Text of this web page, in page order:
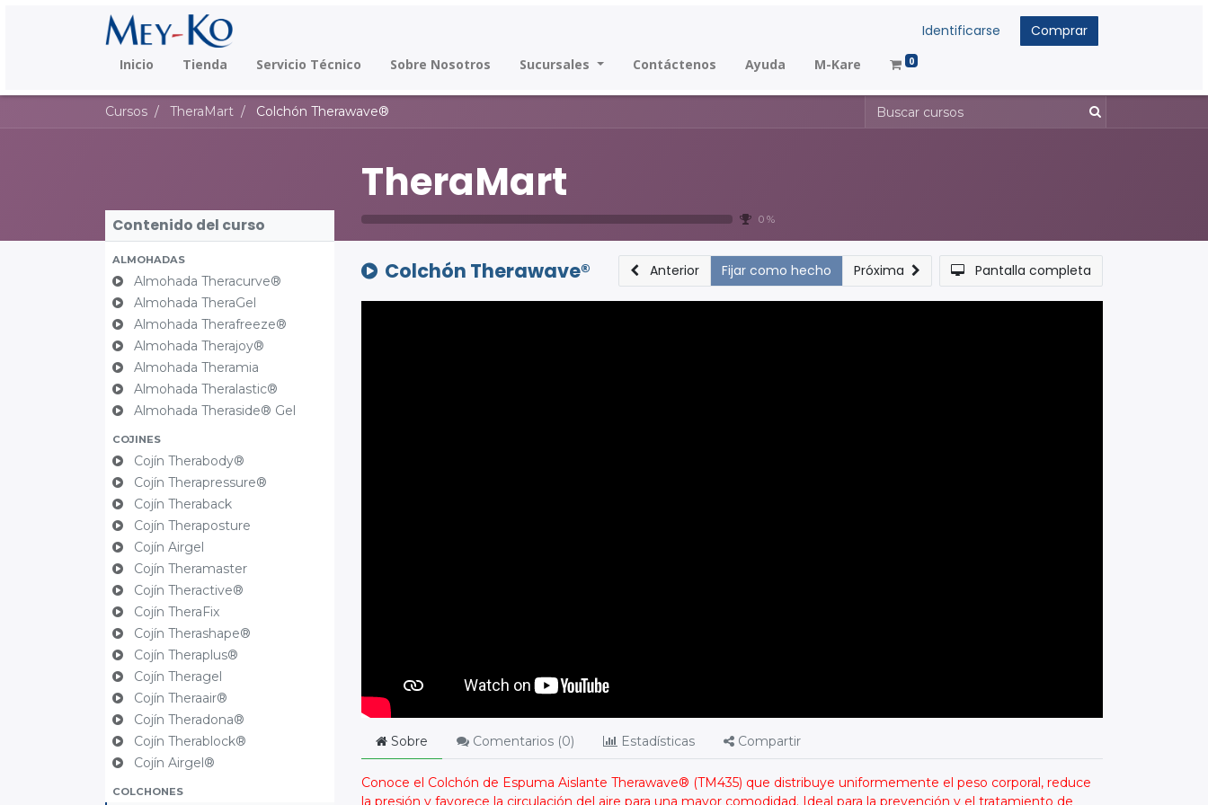
Identificarse Comprar
Inicio Tienda Servicio Técnico Sobre Nosotros Sucursales Contáctenos Ayuda M-Kare 0
Cursos TheraMart Colchón Therawave®
TheraMart
0 %
Contenido del curso
ALMOHADAS
Almohada Theracurve®
Almohada TheraGel
Almohada Therafreeze®
Almohada Therajoy®
Almohada Theramia
Almohada Theralastic®
Almohada Theraside® Gel
COJINES
Cojín Therabody®
Cojín Therapressure®
Cojín Theraback
Cojín Theraposture
Cojín Airgel
Cojín Theramaster
Cojín Theractive®
Cojín TheraFix
Cojín Therashape®
Cojín Theraplus®
Cojín Theragel
Cojín Theraair®
Cojín Theradona®
Cojín Therablock®
Cojín Airgel®
COLCHONES
Colchón Therawave® Anterior Fijar como hecho Próxima Pantalla completa
Sobre Comentarios (0) Estadísticas Compartir
Conoce el Colchón de Espuma Aislante Therawave® (TM435) que distribuye uniformemente el peso corporal, reduce
la presión y favorece la circulación del aire para una mayor comodidad. Ideal para la prevención y el tratamiento de